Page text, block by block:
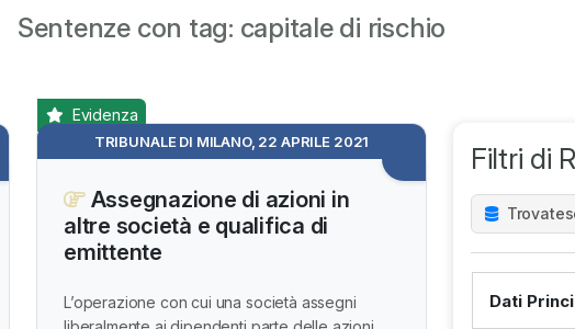
Sentenze con tag: capitale di rischio
Filtri di
Trovate
Dati
TRIBUNALE DI MILANO, 22 APRILE 2021
Evidenza
Assegnazione di azioni in
altre società e qualifica di
emittente
L’operazione con cui una società assegni